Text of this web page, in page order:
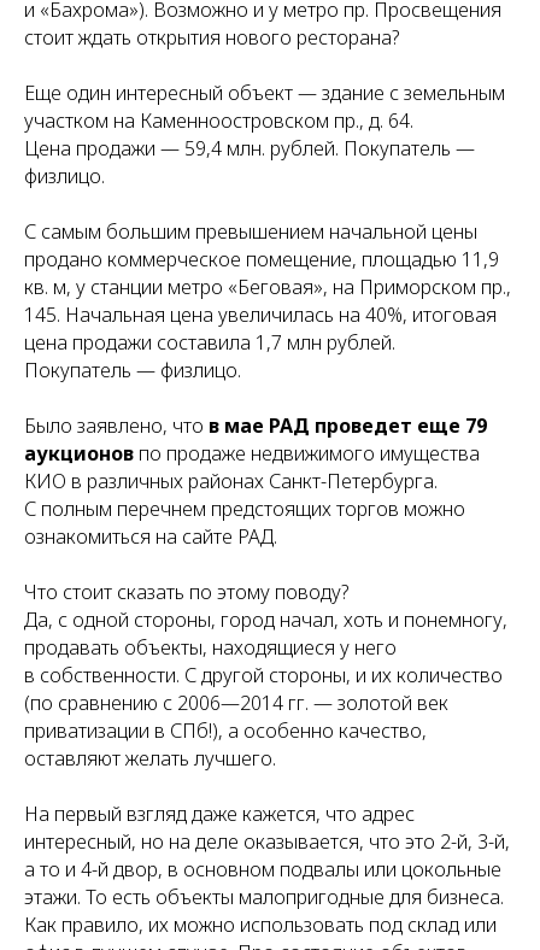
и «Бахрома»). Возможно и у метро пр. Просвещения
стоит ждать открытия нового ресторана?
Еще один интересный объект — здание с земельным
участком на Каменноостровском пр., д. 64.
Цена продажи — 59,4 млн. рублей. Покупатель —
физлицо.
С самым большим превышением начальной цены
продано коммерческое помещение, площадью 11,9
кв. м, у станции метро «Беговая», на Приморском пр.,
145. Начальная цена увеличилась на 40%, итоговая
цена продажи составила 1,7 млн рублей.
Покупатель — физлицо.
Было заявлено, что в мае РАД проведет еще 79
аукционов по продаже недвижимого имущества
КИО в различных районах Санкт-Петербурга.
С полным перечнем предстоящих торгов можно
ознакомиться на сайте РАД.
Что стоит сказать по этому поводу?
Да, с одной стороны, город начал, хоть и понемногу,
продавать объекты, находящиеся у него
в собственности. С другой стороны, и их количество
(по сравнению с 2006—2014 гг. — золотой век
приватизации в СПб!), а особенно качество,
оставляют желать лучшего.
На первый взгляд даже кажется, что адрес
интересный, но на деле оказывается, что это 2-й, 3-й,
а то и 4-й двор, в основном подвалы или цокольные
этажи. То есть объекты малопригодные для бизнеса.
Как правило, их можно использовать под склад или